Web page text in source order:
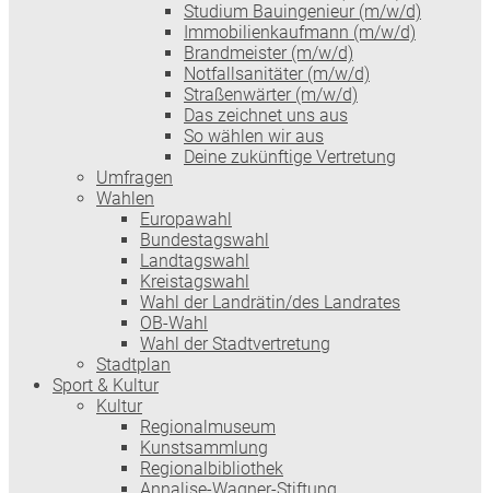
Studium Bauingenieur (m/w/d)
Immobilienkaufmann (m/w/d)
Brandmeister (m/w/d)
Notfallsanitäter (m/w/d)
Straßenwärter (m/w/d)
Das zeichnet uns aus
So wählen wir aus
Deine zukünftige Vertretung
Umfragen
Wahlen
Europawahl
Bundestagswahl
Landtagswahl
Kreistagswahl
Wahl der Landrätin/des Landrates
OB-Wahl
Wahl der Stadtvertretung
Stadtplan
Sport & Kultur
Kultur
Regionalmuseum
Kunstsammlung
Regionalbibliothek